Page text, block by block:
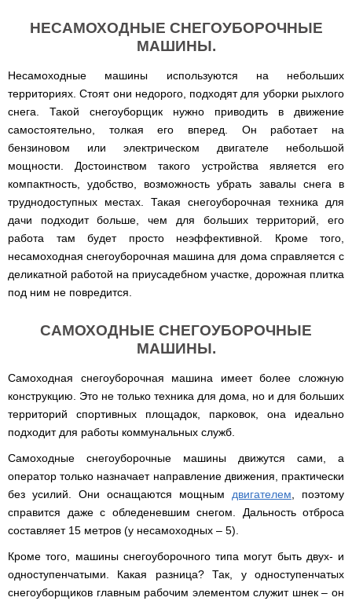
НЕСАМОХОДНЫЕ СНЕГОУБОРОЧНЫЕ
МАШИНЫ.
Несамоходные машины используются на небольших
территориях. Стоят они недорого, подходят для уборки рыхлого
снега. Такой снегоуборщик нужно приводить в движение
самостоятельно, толкая его вперед. Он работает на
бензиновом или электрическом двигателе небольшой
мощности. Достоинством такого устройства является его
компактность, удобство, возможность убрать завалы снега в
труднодоступных местах. Такая снегоуборочная техника для
дачи подходит больше, чем для больших территорий, его
работа там будет просто неэффективной. Кроме того,
несамоходная снегоуборочная машина для дома справляется с
деликатной работой на приусадебном участке, дорожная плитка
под ним не повредится.
САМОХОДНЫЕ СНЕГОУБОРОЧНЫЕ
МАШИНЫ.
Самоходная снегоуборочная машина имеет более сложную
конструкцию. Это не только техника для дома, но и для больших
территорий спортивных площадок, парковок, она идеально
подходит для работы коммунальных служб.
Самоходные снегоуборочные машины движутся сами, а
оператор только назначает направление движения, практически
без усилий. Они оснащаются мощным двигателем , поэтому
справится даже с обледеневшим снегом. Дальность отброса
составляет 15 метров (у несамоходных – 5).
Кроме того, машины снегоуборочного типа могут быть двух- и
одноступенчатыми. Какая разница? Так, у одноступенчатых
снегоуборщиков главным рабочим элементом служит шнек – он